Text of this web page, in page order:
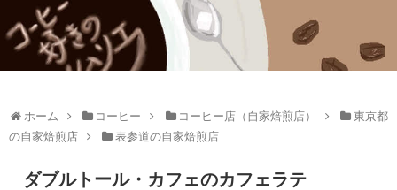
ホーム コーヒー コーヒー店（自家焙煎店）
東京都
の自家焙煎店
表参道の自家焙煎店
ダブルトール・カフェのカフェラテ